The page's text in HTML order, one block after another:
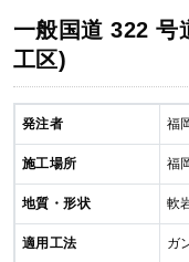
一般国道 322 号
工区)
発注者 福
施工場所 福
地質・形状 軟
適用工法 ガ